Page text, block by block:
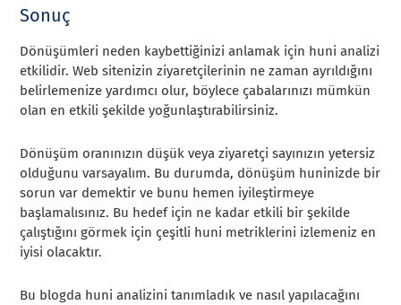
Sonuç
Dönüşümleri neden kaybettiğinizi anlamak için huni analizi
etkilidir. Web sitenizin ziyaretçilerinin ne zaman ayrıldığını
belirlemenize yardımcı olur, böylece çabalarınızı mümkün
olan en etkili şekilde yoğunlaştırabilirsiniz.
Dönüşüm oranınızın düşük veya ziyaretçi sayınızın yetersiz
olduğunu varsayalım. Bu durumda, dönüşüm huninizde bir
sorun var demektir ve bunu hemen iyileştirmeye
başlamalısınız. Bu hedef için ne kadar etkili bir şekilde
çalıştığını görmek için çeşitli huni metriklerini izlemeniz en
iyisi olacaktır.
Bu blogda huni analizini tanımladık ve nasıl yapılacağını